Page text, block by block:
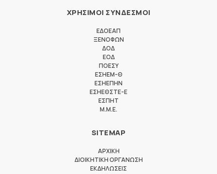
ΧΡΗΣΙΜΟΙ ΣΥΝΔΕΣΜΟΙ
ΕΔΟΕΑΠ
ΞΕΝΟΦΩΝ
ΔΟΔ
ΕΟΔ
ΠΟΕΣΥ
ΕΣΗΕΜ-Θ
ΕΣΗΕΠΗΝ
ΕΣΗΕΘΣΤΕ-Ε
ΕΣΠΗΤ
M.M.E.
SITEMAP
ΑΡΧΙΚΗ
ΔΙΟΙΚΗΤΙΚΗ ΟΡΓΑΝΩΣΗ
ΕΚΔΗΛΩΣΕΙΣ